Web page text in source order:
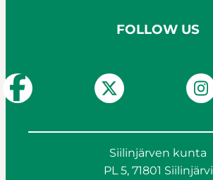
FOLLOW US
Siilinjärven kunta
PL 5, 71801 Siilinjärvi